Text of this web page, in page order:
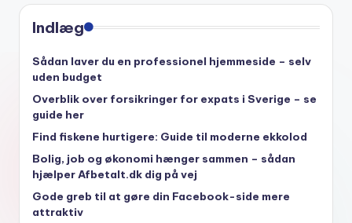
Indlæg
Sådan laver du en professionel hjemmeside – selv
uden budget
Overblik over forsikringer for expats i Sverige – se
guide her
Find fiskene hurtigere: Guide til moderne ekkolod
Bolig, job og økonomi hænger sammen – sådan
hjælper Afbetalt.dk dig på vej
Gode greb til at gøre din Facebook-side mere
attraktiv